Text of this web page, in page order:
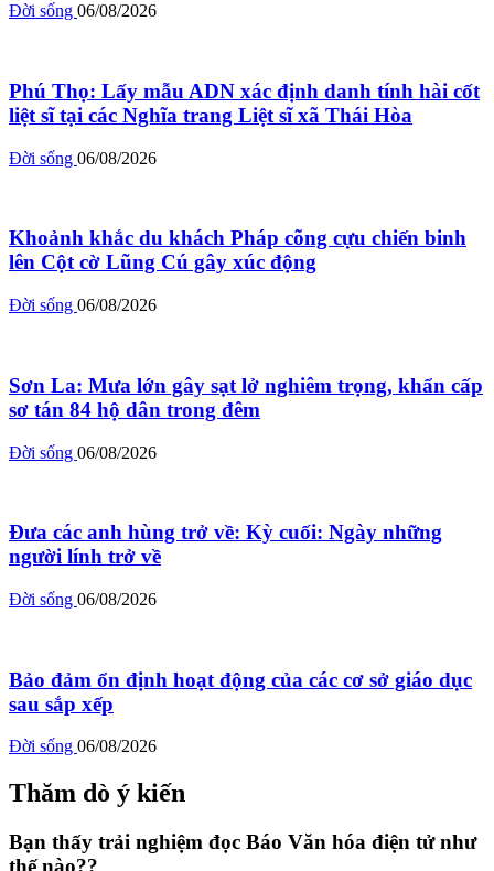
Đời sống 06/08/2026
Phú Thọ: Lấy mẫu ADN xác định danh tính hài cốt
liệt sĩ tại các Nghĩa trang Liệt sĩ xã Thái Hòa
Đời sống 06/08/2026
Khoảnh khắc du khách Pháp cõng cựu chiến binh
lên Cột cờ Lũng Cú gây xúc động
Đời sống 06/08/2026
Sơn La: Mưa lớn gây sạt lở nghiêm trọng, khẩn cấp
sơ tán 84 hộ dân trong đêm
Đời sống 06/08/2026
Đưa các anh hùng trở về: Kỳ cuối: Ngày những
người lính trở về
Đời sống 06/08/2026
Bảo đảm ổn định hoạt động của các cơ sở giáo dục
sau sắp xếp
Đời sống 06/08/2026
Thăm dò ý kiến
Bạn thấy trải nghiệm đọc Báo Văn hóa điện tử như
thế nào??